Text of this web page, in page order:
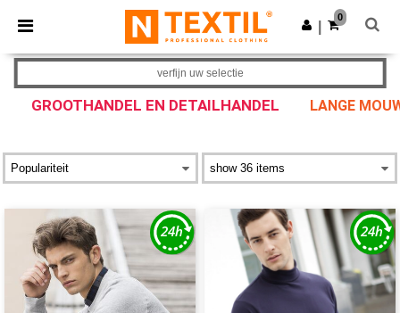
× Ntextil-app
Betere prijzen in de app!
Download app
0
GROOTHANDEL EN DETAILHANDEL LANGE
verfijn uw selectie